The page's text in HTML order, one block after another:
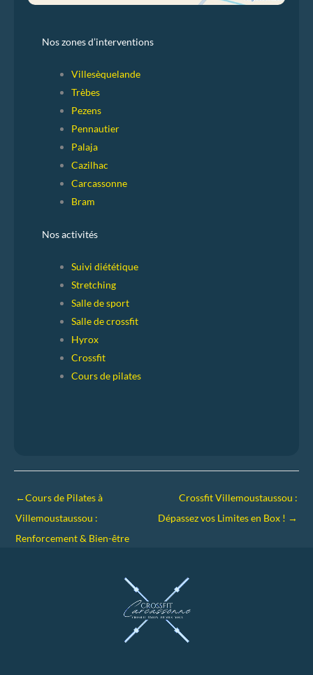
Nos zones d’interventions
Villesèquelande
Trèbes
Pezens
Pennautier
Palaja
Cazilhac
Carcassonne
Bram
Nos activités
Suivi diététique
Stretching
Salle de sport
Salle de crossfit
Hyrox
Crossfit
Cours de pilates
←Cours de Pilates à
Villemoustaussou :
Renforcement & Bien-être
Crossfit Villemoustaussou :
Dépassez vos Limites en Box ! →